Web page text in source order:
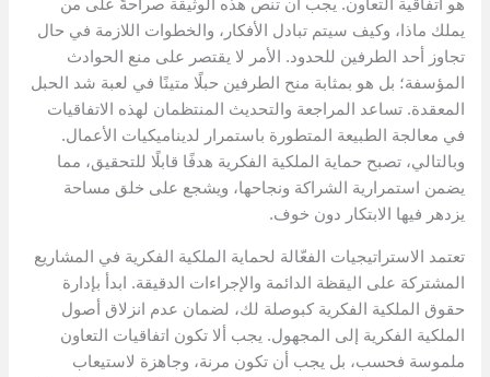
هو اتفاقية التعاون. يجب أن تنص هذه الوثيقة صراحةً على من
يملك ماذا، وكيف سيتم تبادل الأفكار، والخطوات اللازمة في حال
تجاوز أحد الطرفين للحدود. الأمر لا يقتصر على منع الحوادث
المؤسفة؛ بل هو بمثابة منح الطرفين حبلًا متينًا في لعبة شد الحبل
المعقدة. تساعد المراجعة والتحديث المنتظمان لهذه الاتفاقيات
في معالجة الطبيعة المتطورة باستمرار لديناميكيات الأعمال.
وبالتالي، تصبح حماية الملكية الفكرية هدفًا قابلًا للتحقيق، مما
يضمن استمرارية الشراكة ونجاحها، ويشجع على خلق مساحة
يزدهر فيها الابتكار دون خوف.
تعتمد الاستراتيجيات الفعّالة لحماية الملكية الفكرية في المشاريع
المشتركة على اليقظة الدائمة والإجراءات الدقيقة. ابدأ بإدارة
حقوق الملكية الفكرية كبوصلة لك، لضمان عدم انزلاق أصول
الملكية الفكرية إلى المجهول. يجب ألا تكون اتفاقيات التعاون
ملموسة فحسب، بل يجب أن تكون مرنة، وجاهزة لاستيعاب